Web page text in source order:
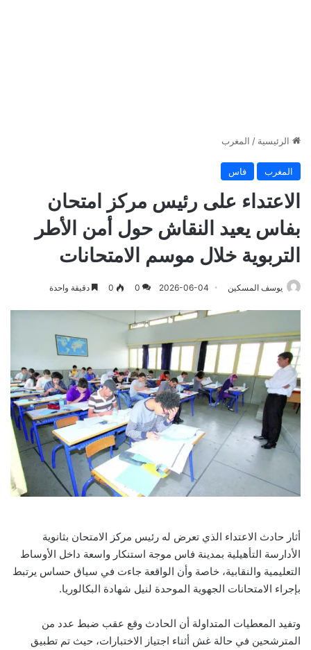
الرئيسية / المغرب
المغرب فاس
الاعتداء على رئيس مركز امتحان
بفاس يعيد النقاش حول أمن الأطر
التربوية خلال موسم الامتحانات
يوسف المسكين 2026-06-04
0
0 دقيقة واحدة
أثار حادث الاعتداء الذي تعرض له رئيس مركز الامتحان بثانوية
الأدارسة التأهيلية بمدينة فاس موجة استنكار واسعة داخل الأوساط
التعليمية والنقابية، خاصة وأن الواقعة جاءت في سياق حساس يرتبط
بإجراء الامتحانات الجهوية الموحدة لنيل شهادة البكالوريا.
وتفيد المعطيات المتداولة أن الحادث وقع عقب ضبط عدد من
المترشحين في حالة غش أثناء اجتياز الاختبارات، حيث تم تطبيق